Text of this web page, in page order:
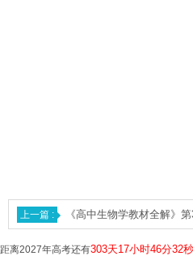
《高中生物学教材全解》
距离2027年高考还有303天17小时46分32秒